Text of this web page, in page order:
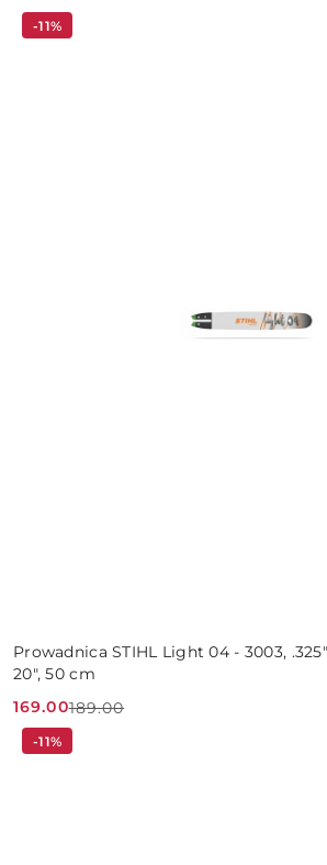
promocyjna:
przed
Prowadnica STIHL Light 04 - 3003,
20", 50 cm
Cena
promocyjna:
169.00
Cena
przed
189.00
-11%
-11%